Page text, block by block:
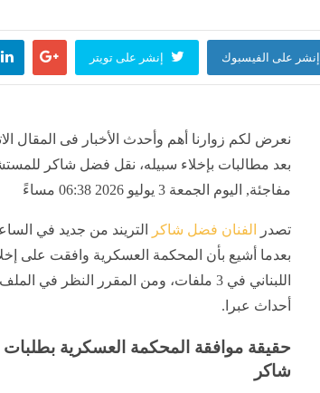
إنشر على الفيسبوك إنشر على تويتر
نعرض لكم زوارنا أهم وأحدث الأخبار فى المقال
بعد مطالبات بإخلاء سبيله، نقل فضل شاكر
مفاجئة, اليوم الجمعة 3 يوليو 2026 06:38 مساءً
تصدر الفنان فضل شاكر
التريند من جديد في
بعدما أشيع بأن المحكمة العسكرية وافقت على
اللبناني في 3 ملفات، ومن المقرر النظر في
أحداث عبرا.
حقيقة موافقة المحكمة العسكرية
شاكر